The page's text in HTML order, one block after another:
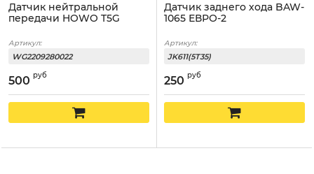
Датчик нейтральной
передачи HOWO T5G
Артикул:
WG2209280022
500 руб
Датчик заднего хода BAW-
1065 ЕВРО-2
Артикул:
JK611(5T35)
250 руб